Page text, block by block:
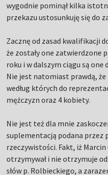
wygodnie pominął kilka
przekazu ustosunkuję się do
Zacznę od zasad kwalifikacji
że zostały one zatwierdzone
roku i w dalszym ciągu są one
Nie jest natomiast prawdą, że
według których do
mężczyzn oraz 4 kobiety.
Nie jest też dla mnie
suplementacją podana przez
rzeczywistości. Fakt, iż
otrzymywał i nie otrzymuje
słów p. Rolbieckiego, a